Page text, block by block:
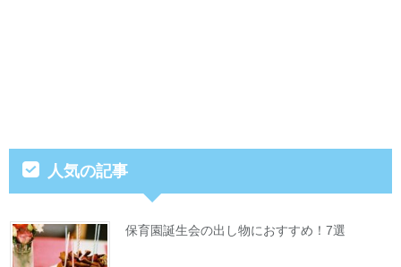
人気の記事
保育園誕生会の出し物におすすめ！7選